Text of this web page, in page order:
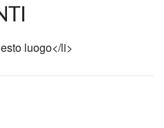
luogo</li>